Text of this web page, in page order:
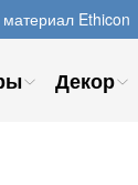
Ethicon
Декор